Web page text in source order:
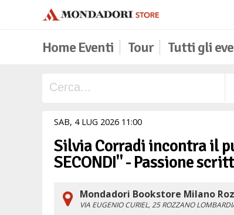
Home Eventi Tour Tutti gli
SAB, 4 LUG 2026 11 00
Silvia Corradi incontra il
SECONDI" - Passione
Mondadori Bookstore Milano
VIA EUGENIO CURIEL, 25ROZZANO